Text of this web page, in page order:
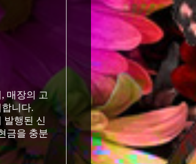
매장의 고
니다.
발행된 신
금을 충분